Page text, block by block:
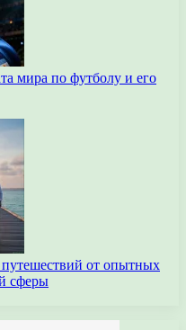
мира по футболу и его
от опытных
сферы